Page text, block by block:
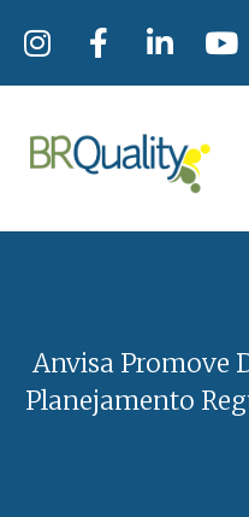
Anvisa Promove
Planejamento